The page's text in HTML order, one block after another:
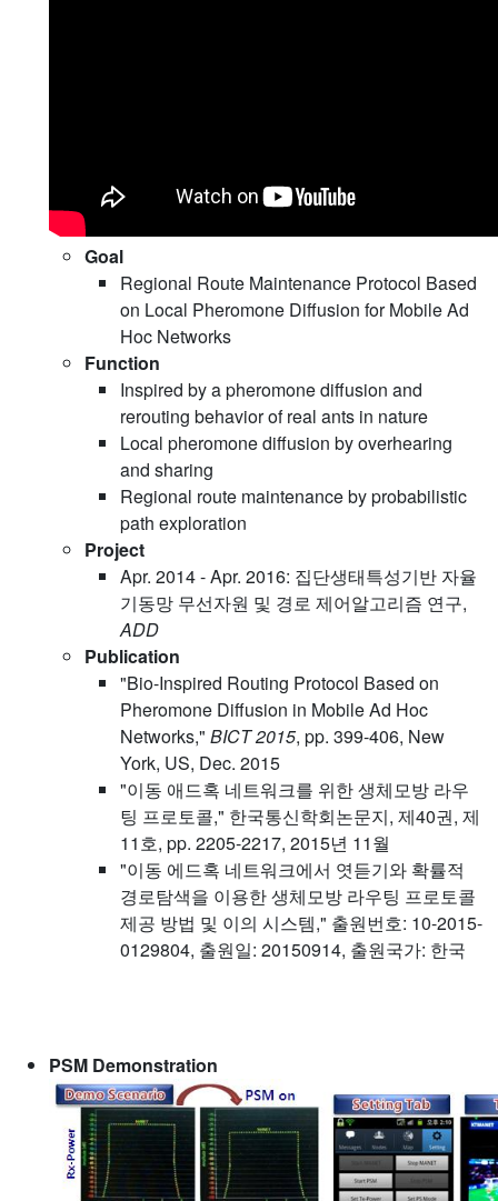
Goal
Regional Route Maintenance Protocol Based
on Local Pheromone Diffusion for Mobile Ad
Hoc Networks
Function
Inspired by a pheromone diffusion and
rerouting behavior of real ants in nature
Local pheromone diffusion by overhearing
and sharing
Regional route maintenance by probabilistic
path exploration
Project
Apr. 2014 - Apr. 2016: 집단생태특성기반 자율
기동망 무선자원 및 경로 제어알고리즘 연구,
ADD
Publication
"Bio-Inspired Routing Protocol Based on
Pheromone Diffusion in Mobile Ad Hoc
Networks," BICT 2015, pp. 399-406, New
York, US, Dec. 2015
"이동 애드혹 네트워크를 위한 생체모방 라우
팅 프로토콜," 한국통신학회논문지, 제40권, 제
11호, pp. 2205-2217, 2015년 11월
"이동 에드혹 네트워크에서 엿듣기와 확률적
경로탐색을 이용한 생체모방 라우팅 프로토콜
제공 방법 및 이의 시스템," 출원번호: 10-2015-
0129804, 출원일: 20150914, 출원국가: 한국
PSM Demonstration